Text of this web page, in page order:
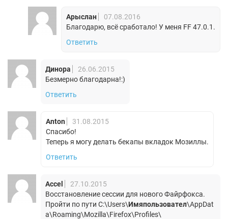
Арыслан
07.08.2016
Благодарю, всё сработало! У меня FF 47.0.1.
Ответить
Динора
26.06.2015
Безмерно благодарна!:)
Ответить
Anton
31.08.2015
Спасибо!
Теперь я могу делать бекапы вкладок Мозиллы.
Ответить
Accel
27.10.2015
Восстановление сессии для нового Файрфокса.
Пройти по пути C:\Users\Имяпользовател\AppDat
a\Roaming\Mozilla\Firefox\Profiles\